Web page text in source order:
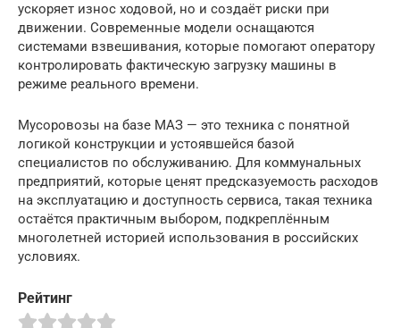
ускоряет износ ходовой, но и создаёт риски при
движении. Современные модели оснащаются
системами взвешивания, которые помогают оператору
контролировать фактическую загрузку машины в
режиме реального времени.
Мусоровозы на базе МАЗ — это техника с понятной
логикой конструкции и устоявшейся базой
специалистов по обслуживанию. Для коммунальных
предприятий, которые ценят предсказуемость расходов
на эксплуатацию и доступность сервиса, такая техника
остаётся практичным выбором, подкреплённым
многолетней историей использования в российских
условиях.
Рейтинг